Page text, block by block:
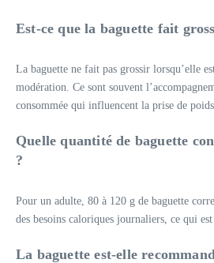
Est-ce que la baguette fait
La baguette ne fait pas grossir lorsqu’elle
modération. Ce sont souvent
consommée qui influencent la prise de
Quelle quantité de baguette
?
Pour un adulte, 80 à 120 g de baguette
des besoins caloriques journaliers, ce qui
La baguette est-elle